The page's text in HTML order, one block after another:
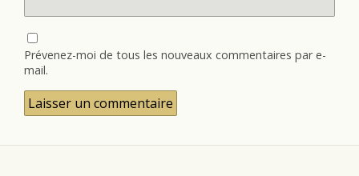
Prévenez-moi de tous les nouveaux commentaires par e-
mail.